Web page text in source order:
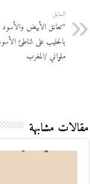
السابق
“تعانق الأبيض
بالحليب على شاطئ
ملواني /المغرب
مقالات مشابهة